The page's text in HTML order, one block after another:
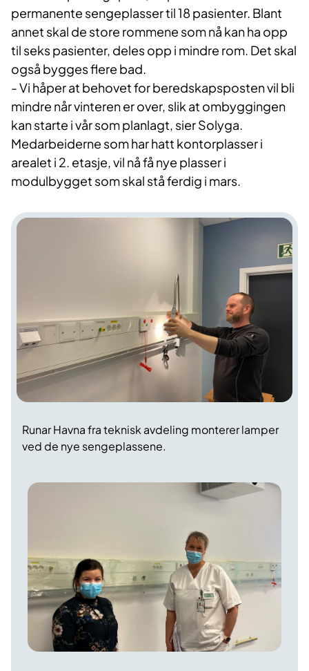
permanente sengeplasser til 18 pasienter. Blant
annet skal de store rommene som nå kan ha opp
til seks pasienter, deles opp i mindre rom. Det skal
også bygges flere bad.
- Vi håper at behovet for beredskapsposten vil bli
mindre når vinteren er over, slik at ombyggingen
kan starte i vår som planlagt, sier Solyga.
Medarbeiderne som har hatt kontorplasser i
arealet i 2. etasje, vil nå få nye plasser i
modulbygget som skal stå ferdig i mars.
Runar Havna fra teknisk avdeling monterer lamper
ved de nye sengeplassene.